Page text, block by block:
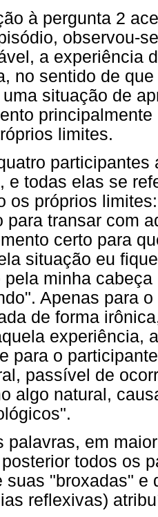
à pergunta 2
observou-
a experiência
no sentido de
situação de
limites.
e todas elas se
os próprios
para transar com
certo para
situação eu
pela minha
Apenas para
de forma
experiência,
para o
passível de
algo natural,
palavras, em
todos os
suas "broxadas" e
reflexivas)